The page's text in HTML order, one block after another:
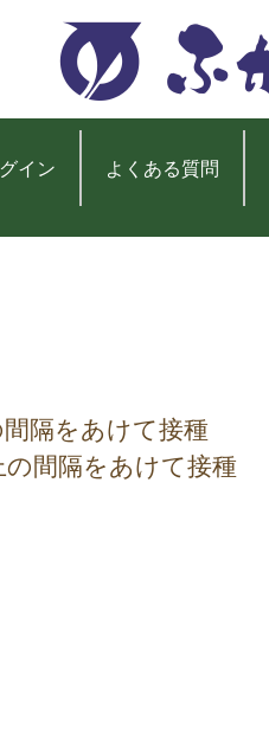
イン よくある質問
間隔をあけて接種
の間隔をあけて接種